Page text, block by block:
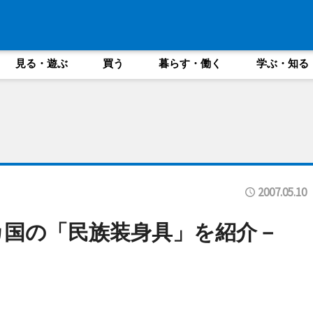
見る・遊ぶ 買う 暮らす・働く 学ぶ・知る
2007.05.10
の「民族装身具」を紹介－